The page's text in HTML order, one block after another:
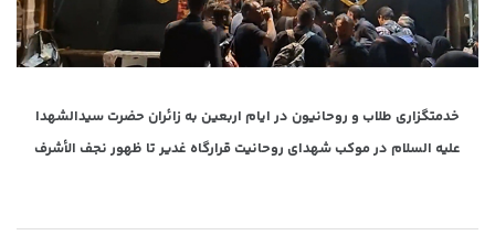
خدمتگزاری طلاب و روحانیون در ایام اربعین به زائران حضرت سیدالشهدا
علیه السلام در موکب شهدای روحانیت قرارگاه غدیر تا ظهور نجف الأشرف